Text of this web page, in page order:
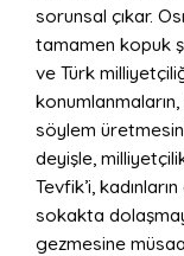
sorunsal çıkar.
tamamen kopuk
ve Türk
söylem
deyişle,
Tevfik’i,
sokakta
gezmesine